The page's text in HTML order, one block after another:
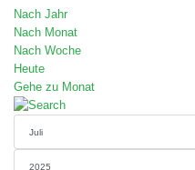
Nach Jahr
Nach Monat
Nach Woche
Heute
Gehe zu Monat